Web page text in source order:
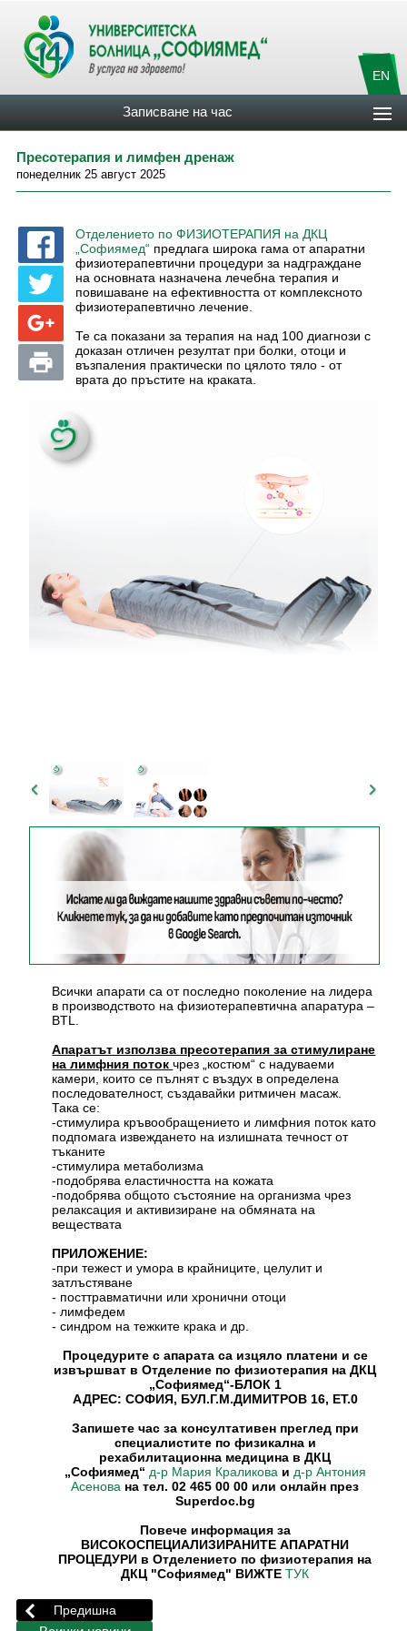
EN
Записване на час
Пресотерапия и лимфен дренаж
понеделник 25 август 2025
Отделението по ФИЗИОТЕРАПИЯ на ДКЦ
„Софиямед“ предлага широка гама от апаратни
физиотерапевтични процедури за надграждане
на основната назначена лечебна терапия и
повишаване на ефективността от комплексното
физиотерапевтично лечение.
Те са показани за терапия на над 100 диагнози с
доказан отличен резултат при болки, отоци и
възпаления практически по цялото тяло - от
врата до пръстите на краката.
Всички апарати са от последно поколение на лидера
в производството на физиотерапевтична апаратура –
BTL.
Апаратът използва пресотерапия за стимулиране
на лимфния потокчрез „костюм“ с надуваеми
камери, които се пълнят с въздух в определена
последователност, създавайки ритмичен масаж.
Така се:
-стимулира кръвообращението и лимфния поток като
подпомага извеждането на излишната течност от
тъканите
-стимулира метаболизма
-подобрява еластичността на кожата
-подобрява общото състояние на организма чрез
релаксация и активизиране на обмяната на
веществата
ПРИЛОЖЕНИЕ:
-при тежест и умора в крайниците, целулит и
затлъстяване
- посттравматични или хронични отоци
- лимфедем
- синдром на тежките крака и др.
Процедурите с апарата са изцяло платени и се
извършват в Отделение по физиотерапия на ДКЦ
„Софиямед“-БЛОК 1
АДРЕС: СОФИЯ, БУЛ.Г.М.ДИМИТРОВ 16, ЕТ.0
Запишете час за консултативен преглед при
специалистите по физикална и
рехабилитационна медицина в ДКЦ
„Софиямед“ д-р Мария Краликова и д-р Антония
Асенова на тел. 02 465 00 00 или онлайн през
Superdoc.bg
Повече информация за
ВИСОКОСПЕЦИАЛИЗИРАНИTE АПАРАТНИ
ПРОЦЕДУРИ в Отделението по физиотерапия на
ДКЦ "Софиямед" ВИЖТЕ ТУК